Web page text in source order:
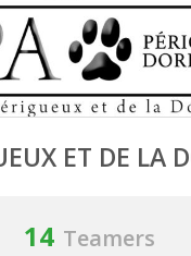
ET DE LA
14 Teamers